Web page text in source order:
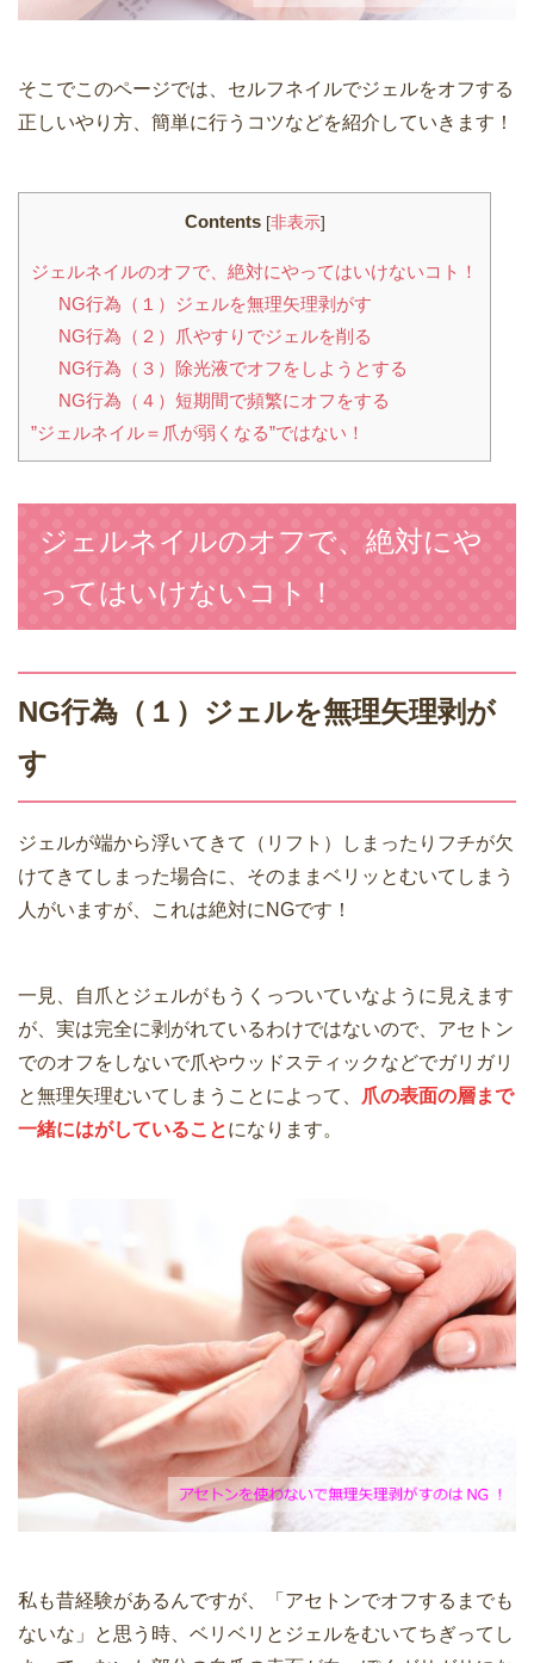
そこでこのページでは、セルフネイルでジェルをオフする
正しいやり方、簡単に行うコツなどを紹介していきます！
Contents [非表示]
ジェルネイルのオフで、絶対にやってはいけないコト！
NG行為（１）ジェルを無理矢理剥がす
NG行為（２）爪やすりでジェルを削る
NG行為（３）除光液でオフをしようとする
NG行為（４）短期間で頻繁にオフをする
”ジェルネイル＝爪が弱くなる”ではない！
ジェルネイルのオフで、絶対にや
ってはいけないコト！
NG行為（１）ジェルを無理矢理剥が
す
ジェルが端から浮いてきて（リフト）しまったりフチが欠
けてきてしまった場合に、そのままベリッとむいてしまう
人がいますが、これは絶対にNGです！
一見、自爪とジェルがもうくっついていなように見えます
が、実は完全に剥がれているわけではないので、アセトン
でのオフをしないで爪やウッドスティックなどでガリガリ
と無理矢理むいてしまうことによって、
爪の表面の層まで
一緒にはがしていることになります。
私も昔経験があるんですが、「アセトンでオフするまでも
ないな」と思う時、ベリベリとジェルをむいてちぎってし